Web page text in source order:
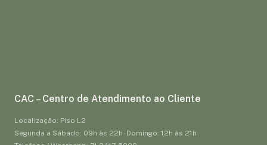
CAC – Centro de Atendimento ao Cliente
Localização: Piso L2
Segunda a Sábado: 09h às 22h - Domingo: 12h às 21h